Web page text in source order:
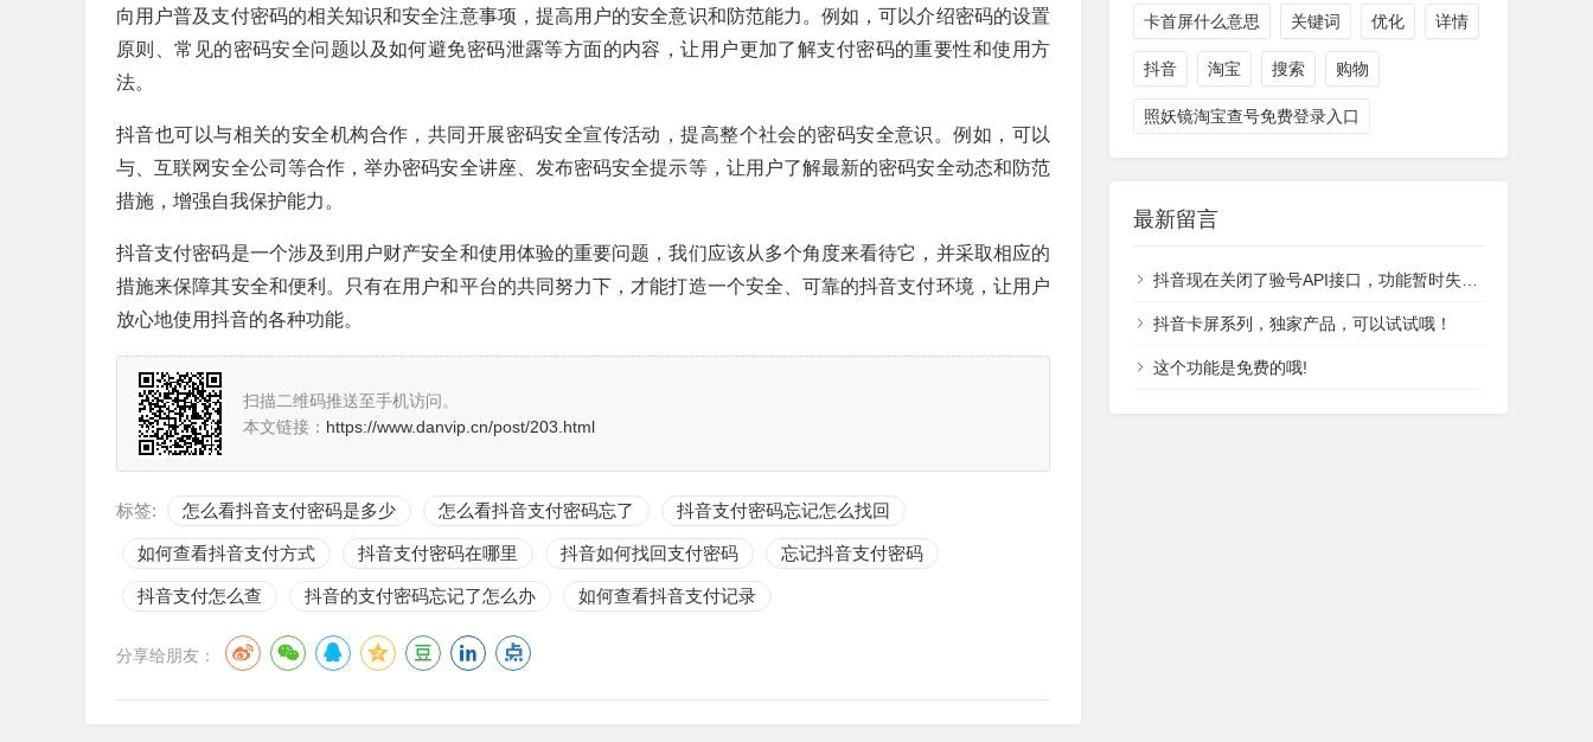
向用户普及支付密码的相关知识和安全注意事项，提高用户的安全意识和防范能力。例如，可以介绍密码的设置
原则、常见的密码安全问题以及如何避免密码泄露等方面的内容，让用户更加了解支付密码的重要性和使用方
法。
抖音也可以与相关的安全机构合作，共同开展密码安全宣传活动，提高整个社会的密码安全意识。例如，可以
与、互联网安全公司等合作，举办密码安全讲座、发布密码安全提示等，让用户了解最新的密码安全动态和防范
措施，增强自我保护能力。
抖音支付密码是一个涉及到用户财产安全和使用体验的重要问题，我们应该从多个角度来看待它，并采取相应的
措施来保障其安全和便利。只有在用户和平台的共同努力下，才能打造一个安全、可靠的抖音支付环境，让用户
放心地使用抖音的各种功能。
扫描二维码推送至手机访问。
本文链接： https://www.danvip.cn/post/203.html
标签: 怎么看抖音支付密码是多少 怎么看抖音支付密码忘了 抖音支付密码忘记怎么找回
如何查看抖音支付方式 抖音支付密码在哪里 抖音如何找回支付密码 忘记抖音支付密码
抖音支付怎么查 抖音的支付密码忘记了怎么办 如何查看抖音支付记录
分享给朋友：
卡首屏什么意思 关键词 优化 详情
抖音 淘宝 搜索 购物
照妖镜淘宝查号免费登录入口
最新留言
抖音现在关闭了验号API接口，功能暂时失效，恢复时间不能确定。
抖音卡屏系列，独家产品，可以试试哦！
这个功能是免费的哦!